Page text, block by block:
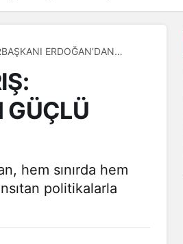
ERDOĞAN’DAN
GÜÇLÜ
hem sınırda hem
politikalarla